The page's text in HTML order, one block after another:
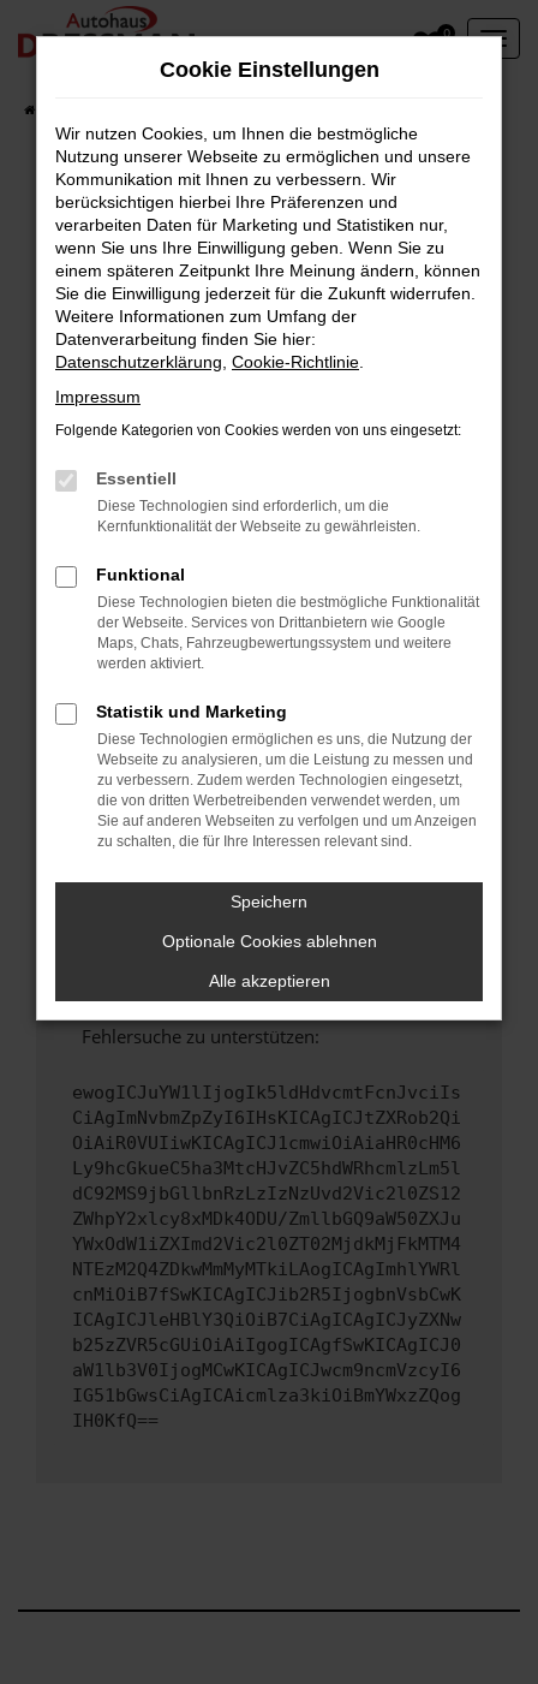
Zum
Hauptinhalt
0
Fehler: Network Error
Beim Laden ist ein Fehler aufgetreten.
Hier sind ein paar Tipps, die dir helfen können:
Überprüfe deine Firewall und deine
Internetverbindung.
Laden andere Webseiten, zum Beispiel deine
Manche Erweiterungen, wie Werbeblocker,
können das Laden bestimmter Seiten
verhindern. Funktioniert die Seite in einem
Fenster?
Starte dein Gerät neu.
Das kann manchmal helfen, vorübergehende
Probleme zu beheben.
Stelle sicher, dass dein Browser und dein
Betriebssystem auf dem neuesten Stand
sind.
Veraltete Software birgt nicht nur ein
Sicherheitsrisiko, sondern kann auch dazu
führen, dass bestimmte Funktionen nicht mehr
Wende dich an den Webseitenbetreiber.
Wenn du alle oben genannten Schritte versucht
hast, kontaktiere uns bitte. Wir werden
versuchen, das Problem zu beheben. Du kannst
uns diesen Text schicken, um uns bei der
Fehlersuche zu unterstützen:
ewogICJuYW1lIjogIk5ldHdvcmtFcnJvciIs
CiAgImNvbmZpZyI6IHsKICAgICJtZXRob2Qi
OiAiR0VUIiwKICAgICJ1cmwiOiAiaHR0cHM6
Ly9hcGkueC5ha3MtcHJvZC5hdWRhcmlzLm5l
dC92MS9jbGllbnRzLzIzNzUvd2Vic2l0ZS12
ZWhpY2xlcy8xMDk4ODU/ZmllbGQ9aW50ZXJu
YWxOdW1iZXImd2Vic2l0ZT02MjdkMjFkMTM4
NTEzM2Q4ZDkwMmMyMTkiLAogICAgImhlYWRl
cnMiOiB7fSwKICAgICJib2R5IjogbnVsbCwK
ICAgICJleHBlY3QiOiB7CiAgICAgICJyZXNw
b25zZVR5cGUiOiAiIgogICAgfSwKICAgICJ0
aW1lb3V0IjogMCwKICAgICJwcm9ncmVzcyI6
IG51bGwsCiAgICAicmlza3kiOiBmYWxzZQog
IH0KfQ==
Cookie Einstellungen
Wir nutzen Cookies, um Ihnen die bestmögliche
Nutzung unserer Webseite zu ermöglichen und unsere
Kommunikation mit Ihnen zu verbessern. Wir
berücksichtigen hierbei Ihre Präferenzen und
verarbeiten Daten für Marketing und Statistiken nur,
wenn Sie uns Ihre Einwilligung geben. Wenn Sie zu
einem späteren Zeitpunkt Ihre Meinung ändern, können
Sie die Einwilligung jederzeit für die Zukunft widerrufen.
Weitere Informationen zum Umfang der
Datenverarbeitung finden Sie hier:
Datenschutzerklärung Cookie-Richtlinie
Impressum
Folgende Kategorien von Cookies werden von uns eingesetzt:
Essentiell
Diese Technologien sind erforderlich, um die
Kernfunktionalität der Webseite zu gewährleisten.
Funktional
Diese Technologien bieten die bestmögliche Funktionalität
der Webseite. Services von Drittanbietern wie Google
Maps, Chats, Fahrzeugbewertungssystem und weitere
werden aktiviert.
Statistik und Marketing
Diese Technologien ermöglichen es uns, die Nutzung der
Webseite zu analysieren, um die Leistung zu messen und
zu verbessern. Zudem werden Technologien eingesetzt,
die von dritten Werbetreibenden verwendet werden, um
Sie auf anderen Webseiten zu verfolgen und um Anzeigen
zu schalten, die für Ihre Interessen relevant sind.
Speichern
Optionale Cookies ablehnen
Alle akzeptieren